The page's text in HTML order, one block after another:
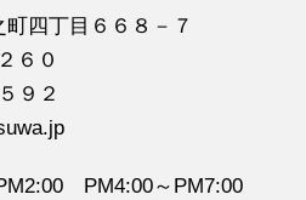
四丁目６６８－７
６０
９２
PM4:00～PM7:00